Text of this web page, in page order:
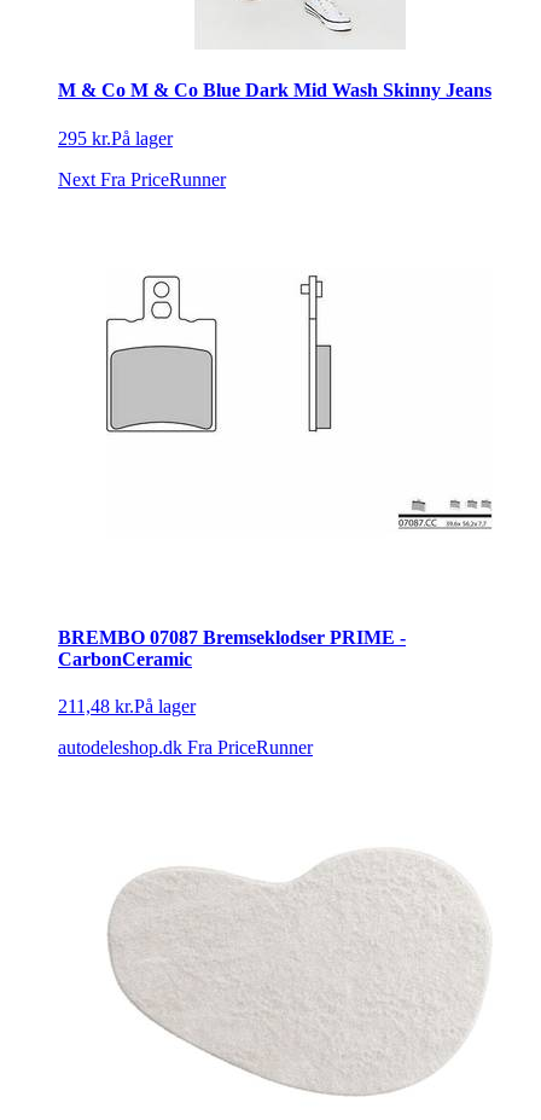
M & Co M & Co Blue Dark Mid Wash Skinny Jeans
295 kr.På lager
Next Fra PriceRunner
BREMBO 07087 Bremseklodser PRIME -
CarbonCeramic
211,48 kr.På lager
autodeleshop.dk Fra PriceRunner